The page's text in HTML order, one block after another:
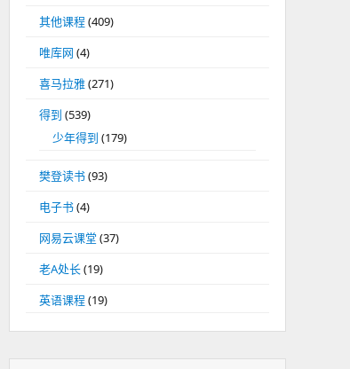
其他课程(409)
唯库网 (4)
喜马拉雅(271)
得到 (539)
少年得到 (179)
樊登读书(93)
电子书(4)
网易云课堂 (37)
老A处长(19)
英语课程(19)